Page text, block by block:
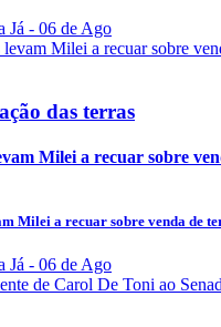
Já - 06 de Ago
das terras
Milei a recuar sobre
Milei a recuar sobre venda de
Já - 06 de Ago